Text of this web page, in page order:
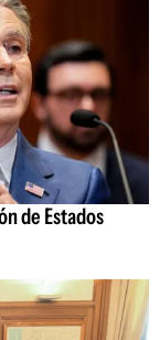
de Estados